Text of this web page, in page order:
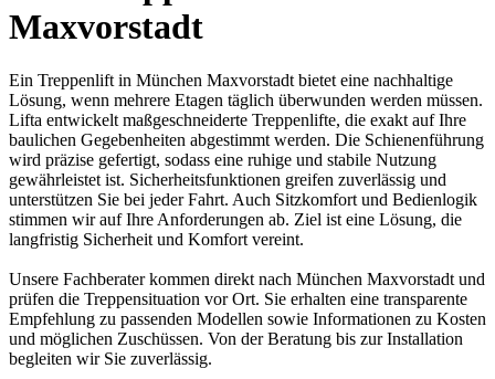
Maxvorstadt
Ein Treppenlift in München Maxvorstadt bietet eine nachhaltige
Lösung, wenn mehrere Etagen täglich überwunden werden müssen.
Lifta entwickelt maßgeschneiderte Treppenlifte, die exakt auf Ihre
baulichen Gegebenheiten abgestimmt werden. Die Schienenführung
wird präzise gefertigt, sodass eine ruhige und stabile Nutzung
gewährleistet ist. Sicherheitsfunktionen greifen zuverlässig und
unterstützen Sie bei jeder Fahrt. Auch Sitzkomfort und Bedienlogik
stimmen wir auf Ihre Anforderungen ab. Ziel ist eine Lösung, die
langfristig Sicherheit und Komfort vereint.
Unsere Fachberater kommen direkt nach München Maxvorstadt und
prüfen die Treppensituation vor Ort. Sie erhalten eine transparente
Empfehlung zu passenden Modellen sowie Informationen zu Kosten
und möglichen Zuschüssen. Von der Beratung bis zur Installation
begleiten wir Sie zuverlässig.